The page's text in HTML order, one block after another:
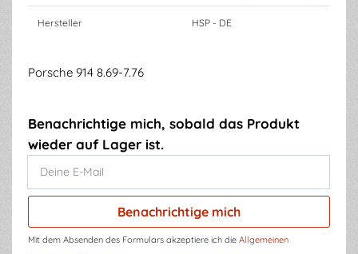
Hersteller HSP - DE
Porsche 914 8.69-7.76
Benachrichtige mich, sobald das Produkt
wieder auf Lager ist.
Deine E-Mail
Benachrichtige mich
Mit dem Absenden des Formulars akzeptiere ich die Allgemeinen